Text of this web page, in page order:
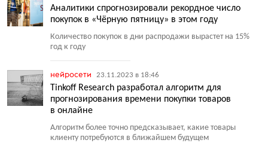
Аналитики спрогнозировали рекордное число
покупок в «Чёрную пятницу» в этом году
Количество покупок в дни распродажи вырастет на 15%
год к году
нейросети 23.11.2023 в 18:46
Tinkoff Research разработал алгоритм для
прогнозирования времени покупки товаров
в онлайне
Алгоритм более точно предсказывает, какие товары
клиенту потребуются в ближайшем будущем